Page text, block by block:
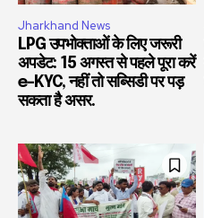
Jharkhand News
LPG उपभोक्ताओं के लिए जरूरी
अपडेट: 15 अगस्त से पहले पूरा करें
e-KYC, नहीं तो सब्सिडी पर पड़
सकता है असर.